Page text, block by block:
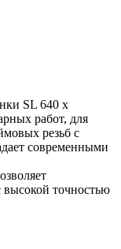
SL 640 x
работ, для
резьб с
современными
высокой точностью